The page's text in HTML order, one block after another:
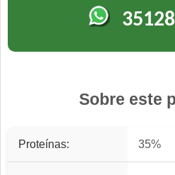
Sobre este
Proteínas: 35%